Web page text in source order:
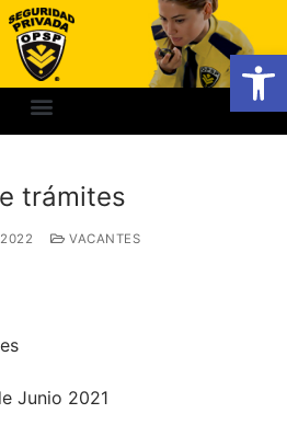
Abrir
trámites
VACANTES
Junio 2021